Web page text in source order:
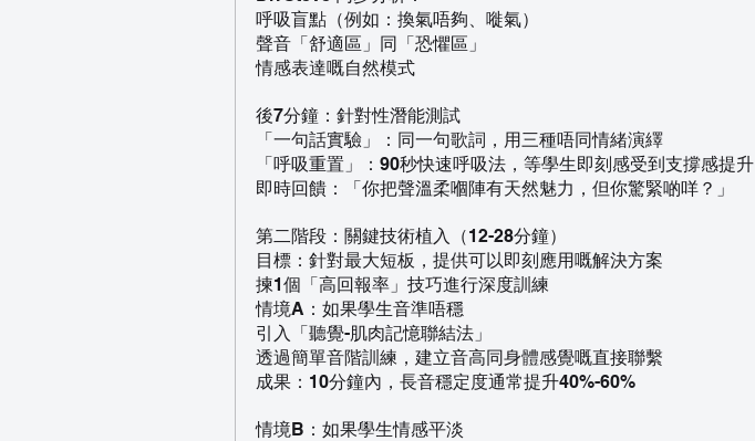
呼吸盲點（例如：換氣唔夠、嘥氣）
聲音「舒適區」同「恐懼區」
情感表達嘅自然模式
後7分鐘：針對性潛能測試
「一句話實驗」：同一句歌詞，用三種唔同情緒演繹
「呼吸重置」：90秒快速呼吸法，等學生即刻感受到支撐感提升
即時回饋：「你把聲溫柔嗰陣有天然魅力，但你驚緊啲咩？」
第二階段：關鍵技術植入（12-28分鐘）
目標：針對最大短板，提供可以即刻應用嘅解決方案
揀1個「高回報率」技巧進行深度訓練
情境A：如果學生音準唔穩
引入「聽覺-肌肉記憶聯結法」
透過簡單音階訓練，建立音高同身體感覺嘅直接聯繫
成果：10分鐘內，長音穩定度通常提升40%-60%
情境B：如果學生情感平淡